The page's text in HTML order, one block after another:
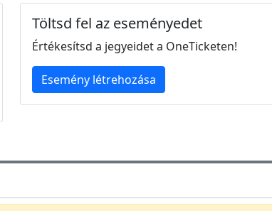
Töltsd fel az eseményedet
Értékesítsd a jegyeidet a OneTicketen!
Esemény létrehozása